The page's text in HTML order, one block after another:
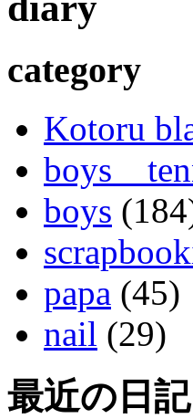
category
Kotoru
boys
boys
papa (45)
nail (29)
最近の日記